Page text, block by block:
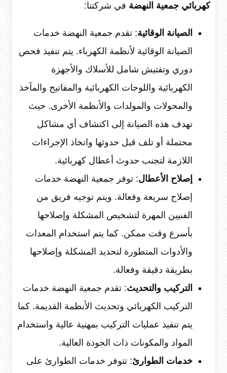
كهربائي جمعية النهضة في شركتنا:
الصيانة الوقائية: تقدم جمعية النهضة خدمات
الصيانة الوقائية لأنظمة الكهرباء. يتم تنفيذ فحص
دوري وتفتيش شامل للأسلاك والأجهزة
الكهربائية واللوحات الكهربائية والمفاتيح والمآخذ
والمحولات والمولدات والأنظمة الأخرى. حيث
تهدف هذه الصيانة إلى اكتشاف أي مشاكل
محتملة أو تلف قبل حدوثها واتخاذ الإجراءات
اللازمة لتجنب حدوث أعطال كهربائية.
إصلاح الأعطال: توفر جمعية النهضة خدمات
إصلاح سريعة وفعالة. ويتم توجيه فريق من
الفنيين المهرة لتشخيص المشكلة وإصلاحها
بأسرع وقت ممكن. كما يتم استخدام المعدات
والأدوات المتطورة لتحديد المشكلة وإصلاحها
بطريقة دقيقة وفعالة.
التركيب والتحديث: تقدم جمعية النهضة خدمات
التركيب الكهربائي وتحديث الأنظمة القديمة. كما
يتم تنفيذ عمليات التركيب بمهنية عالية واستخدام
المواد والمكونات ذات الجودة العالية.
خدمات الطوارئ: تتوفر خدمات الطوارئ على